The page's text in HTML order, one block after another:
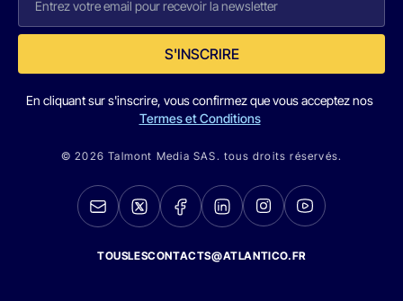
S'INSCRIRE
En cliquant sur s'inscrire, vous confirmez que vous acceptez nos
Termes et Conditions
© 2026 Talmont Media SAS. tous droits réservés.
TOUSLESCONTACTS@ATLANTICO.FR